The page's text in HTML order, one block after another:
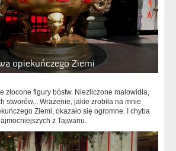
opiekuńczego Ziemi
złocone figury bóstw. Niezliczone malowidła,
stworów... Wrażenie, jakie zrobiła na mnie
Ziemi, okazało się ogromne. I chyba
z Tajwanu.